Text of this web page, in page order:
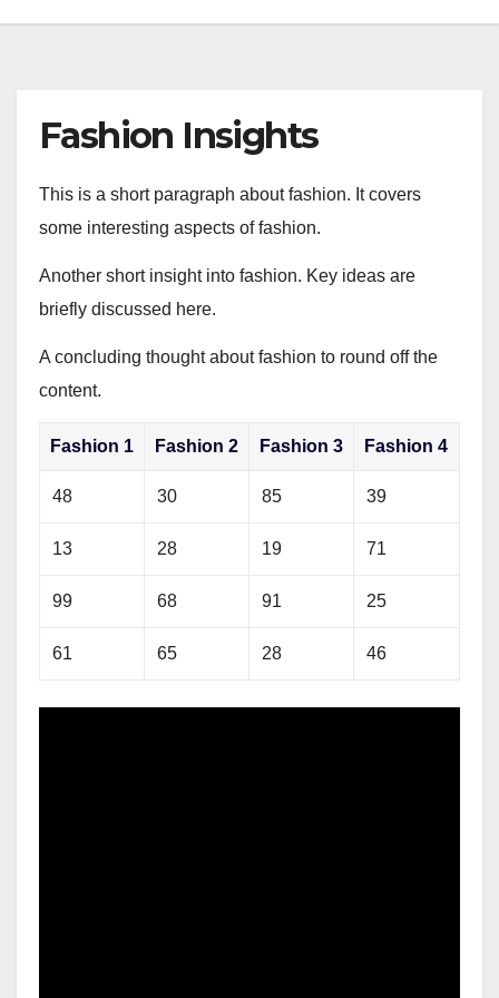
Fashion Insights
This is a short paragraph about fashion. It covers
some interesting aspects of fashion.
Another short insight into fashion. Key ideas are
briefly discussed here.
A concluding thought about fashion to round off the
content.
Fashion 1 Fashion 2 Fashion 3 Fashion 4
48 30 85 39
13 28 19 71
99 68 91 25
61 65 28 46